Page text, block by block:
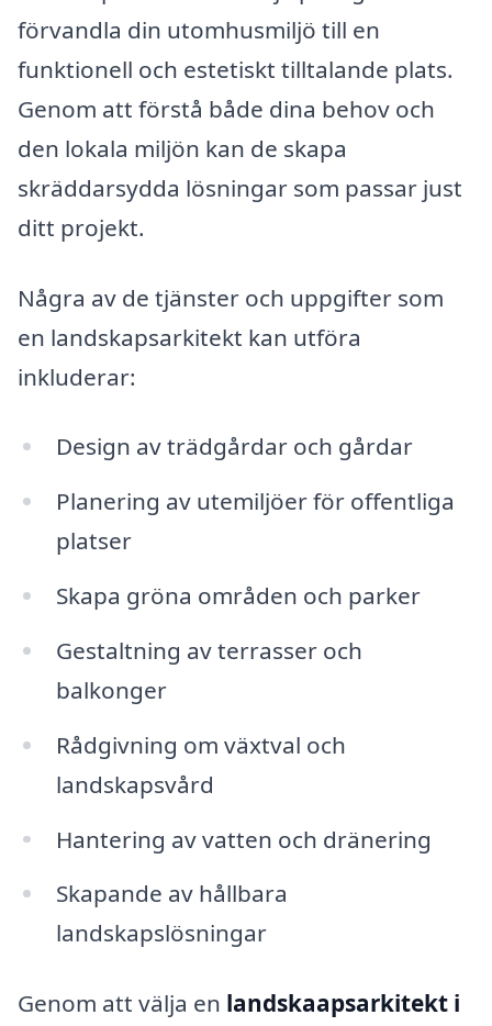
förvandla din utomhusmiljö till en
funktionell och estetiskt tilltalande plats.
Genom att förstå både dina behov och
den lokala miljön kan de skapa
skräddarsydda lösningar som passar just
ditt projekt.
Några av de tjänster och uppgifter som
en landskapsarkitekt kan utföra
inkluderar:
Design av trädgårdar och gårdar
Planering av utemiljöer för offentliga
platser
Skapa gröna områden och parker
Gestaltning av terrasser och
balkonger
Rådgivning om växtval och
landskapsvård
Hantering av vatten och dränering
Skapande av hållbara
landskapslösningar
Genom att välja en landskaapsarkitekt i